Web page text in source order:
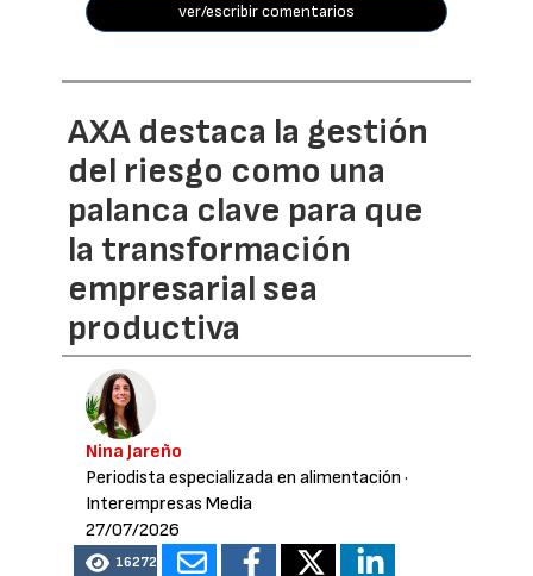
ver/escribir comentarios
AXA destaca la gestión
del riesgo como una
palanca clave para que
la transformación
empresarial sea
productiva
Nina Jareño
Periodista especializada en alimentación ·
Interempresas Media
27/07/2026
16272